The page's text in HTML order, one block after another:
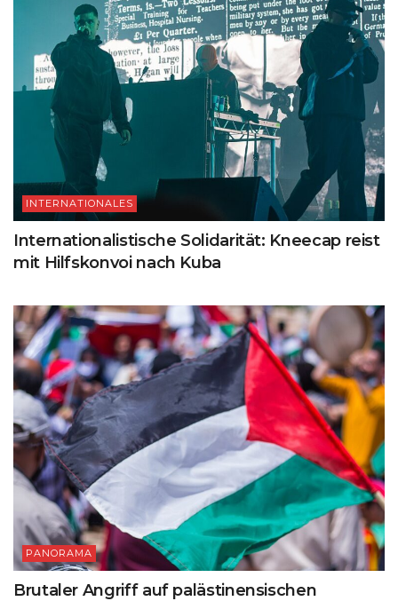
INTERNATIONALES
Internationalistische Solidarität: Kneecap reist
mit Hilfskonvoi nach Kuba
PANORAMA
Brutaler Angriff auf palästinensischen